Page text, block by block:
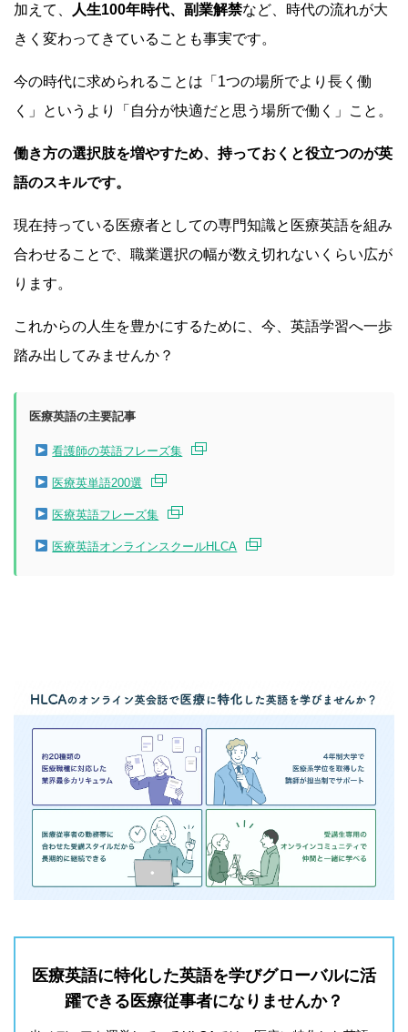
加えて、 人生100年時代、副業解禁など、時代の流れが大
きく変わってきていることも事実です。
今の時代に求められることは「1つの場所でより長く働
く」というより「自分が快適だと思う場所で働く」こと。
働き方の選択肢を増やすため、持っておくと役立つのが英
語のスキルです。
現在持っている医療者としての専門知識と医療英語を組み
合わせることで、職業選択の幅が数え切れないくらい広が
ります。
これからの人生を豊かにするために、今、英語学習へ一歩
踏み出してみませんか？
医療英語の主要記事
看護師の英語フレーズ集
医療英単語200選
医療英語フレーズ集
医療英語オンラインスクールHLCA
医療英語に特化した英語を学びグローバルに活
躍できる医療従事者になりませんか？